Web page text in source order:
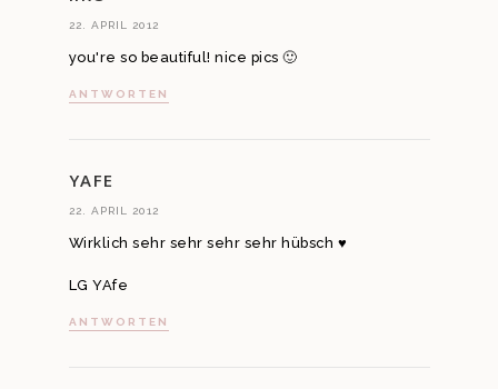
22. APRIL 2012
you're so beautiful! nice pics 🙂
ANTWORTEN
YAFE
22. APRIL 2012
Wirklich sehr sehr sehr sehr hübsch ♥
LG YAfe
ANTWORTEN